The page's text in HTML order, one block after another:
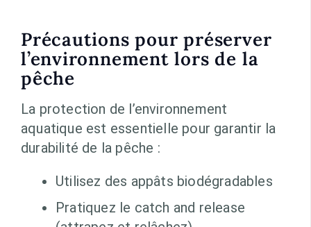
Précautions pour préserver
l’environnement lors de la
pêche
La protection de l’environnement
aquatique est essentielle pour garantir la
durabilité de la pêche :
Utilisez des appâts biodégradables
Pratiquez le catch and release